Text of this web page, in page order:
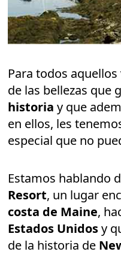
Para todos aquellos
de las bellezas que
historiay que
en ellos, les
especial que no
Estamos hablando
Resort, un lugar
costa de Maine,
Estados Unidosy
de la historia de